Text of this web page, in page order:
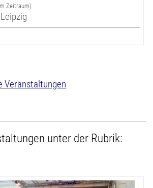
Zeitraum)
Veranstaltungen
unter der Rubrik: